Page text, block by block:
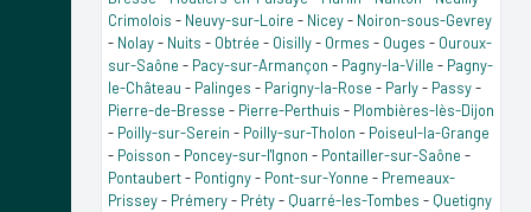
Crimolois - Neuvy-sur-Loire - Nicey- Noiron-sous-Gevrey
- Nolay- Nuits - Obtrée - Oisilly- Ormes - Ouges - Ouroux-
sur-Saône - Pacy-sur-Armançon - Pagny-la-Ville - Pagny-
le-Château - Palinges - Parigny-la-Rose - Parly- Passy-
Pierre-de-Bresse - Pierre-Perthuis - Plombières-lès-Dijon
- Poilly-sur-Serein - Poilly-sur-Tholon - Poiseul-la-Grange
- Poisson - Poncey-sur-l'Ignon - Pontailler-sur-Saône -
Pontaubert- Pontigny- Pont-sur-Yonne - Premeaux-
Prissey- Prémery- Préty- Quarré-les-Tombes - Quetigny